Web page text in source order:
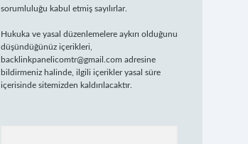
sorumluluğu kabul etmiş sayılırlar.
Hukuka ve yasal düzenlemelere aykırı olduğunu
düşündüğünüz içerikleri,
backlinkpanelicomtr@gmail.com adresine
bildirmeniz halinde, ilgili içerikler yasal süre
içerisinde sitemizden kaldırılacaktır.